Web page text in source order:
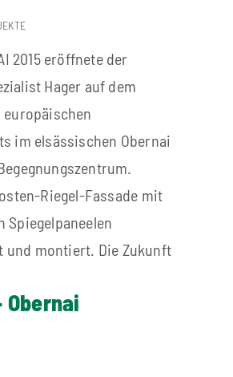
2015 eröffnete der
Hager auf dem
europäischen
im elsässischen Obernai
Riegel-Fassade mit
Spiegelpaneelen
montiert. Die Zukunft
Obernai